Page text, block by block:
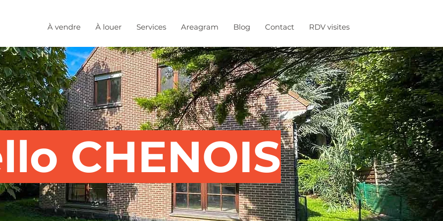
À vendre À louer Services Areagram Blog Contact RDV visites
CHENOIS